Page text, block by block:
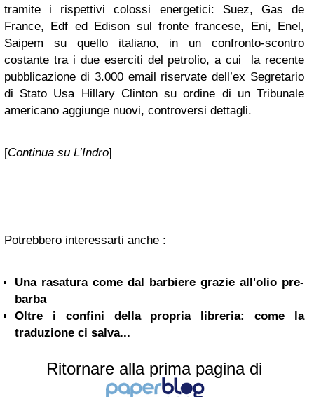
tramite i rispettivi colossi energetici: Suez, Gas de
France, Edf ed Edison sul fronte francese, Eni, Enel,
Saipem su quello italiano, in un confronto-scontro
costante tra i due eserciti del petrolio, a cui la recente
pubblicazione di 3.000 email riservate dell’ex Segretario
di Stato Usa Hillary Clinton su ordine di un Tribunale
americano aggiunge nuovi, controversi dettagli.
[Continua su L’Indro]
Potrebbero interessarti anche :
Una rasatura come dal barbiere grazie all'olio pre-
barba
Oltre i confini della propria libreria: come la
traduzione ci salva...
Ritornare alla prima pagina di